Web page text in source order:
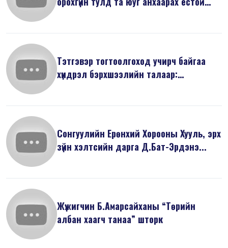
Тэтгэвэр тогтоолгоход учирч байгаа
хүндрэл бэрхшээлийн талаар:
Сонгуулийн Ерөнхий Хорооны Хууль, эрх
зүйн хэлтсийн дарга Д.Бат-Эрдэнэ...
Жүжигчин Б.Амарсайханы “Төрийн
албан хаагч танаа” шторк